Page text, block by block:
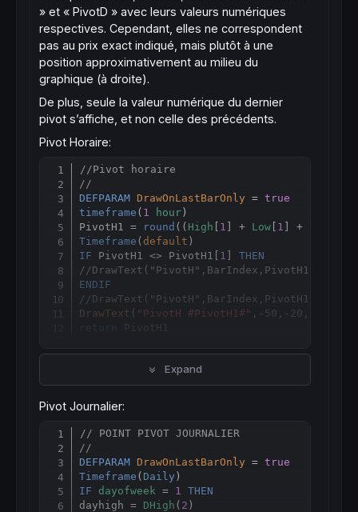
» et « PivotD » avec leurs valeurs numériques
respectives. Cependant, elles ne correspondent
pas au prix exact indiqué, mais plutôt à une
position approximativement au milieu du
graphique (à droite).
De plus, seule la valeur numérique du dernier
pivot s’affiche, et non celle des précédents.
Pivot Horaire:
//Pivot horaire
//
DEFPARAM DrawOnLastBarOnly = true
timeframe ( 1 hour)
PivotH1 =
round (( High [ 1 ] + Low [ 1 ] +
Timeframe ( default
IF PivotH1 <> PivotH1[ 1 ] THEN
//DrawText("PivotH",BarIndex,PivotH1 -
ENDIF
//DrawText("PivotH",BarIndex,PivotH1 -
DrawText ( "PivotH #PivotH1#" ,- 50 ,- 20 ,
return
Expand
Pivot Journalier:
// POINT PIVOT JOURNALIER
//
DEFPARAM DrawOnLastBarOnly = true
Timeframe ( Daily
IF
dayofweek = 1
THEN
dayhigh = DHigh ( 2 )